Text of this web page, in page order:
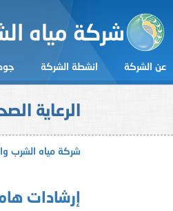
شركة مياه
عن الشركة انشطة الشركة
الرعاية
شركة مياه الشرب
إرشادات